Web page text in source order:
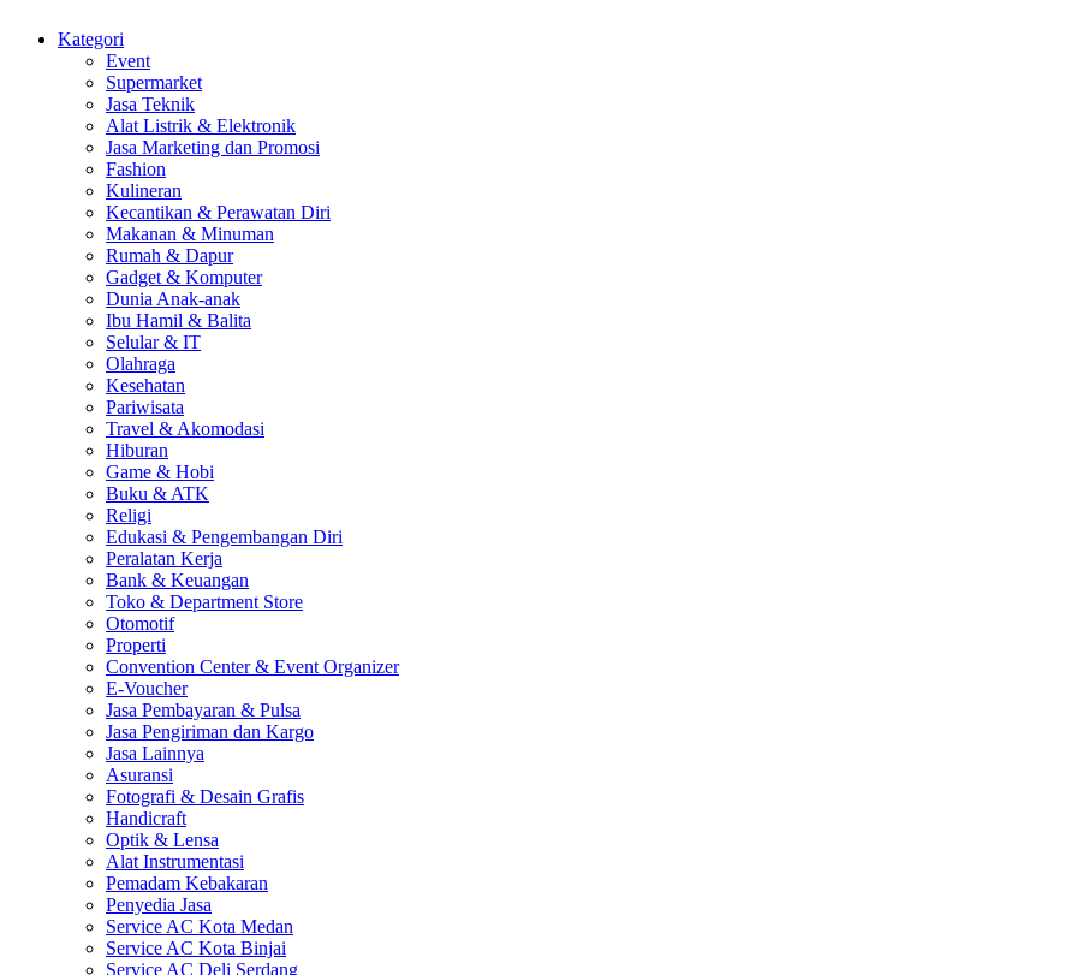
Kategori
Event
Supermarket
Jasa Teknik
Alat Listrik & Elektronik
Jasa Marketing dan Promosi
Fashion
Kulineran
Kecantikan & Perawatan Diri
Makanan & Minuman
Rumah & Dapur
Gadget & Komputer
Dunia Anak-anak
Ibu Hamil & Balita
Selular & IT
Olahraga
Kesehatan
Pariwisata
Travel & Akomodasi
Hiburan
Game & Hobi
Buku & ATK
Religi
Edukasi & Pengembangan Diri
Peralatan Kerja
Bank & Keuangan
Toko & Department Store
Otomotif
Properti
Convention Center & Event Organizer
E-Voucher
Jasa Pembayaran & Pulsa
Jasa Pengiriman dan Kargo
Jasa Lainnya
Asuransi
Fotografi & Desain Grafis
Handicraft
Optik & Lensa
Alat Instrumentasi
Pemadam Kebakaran
Penyedia Jasa
Service AC Kota Medan
Service AC Kota Binjai
Service AC Deli Serdang